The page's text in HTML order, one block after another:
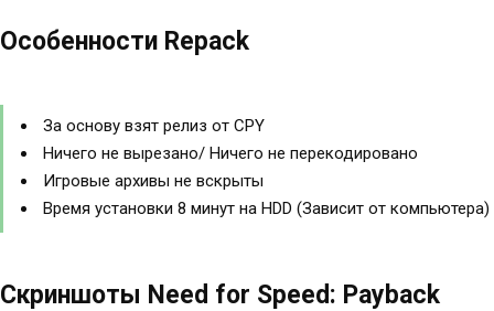
Особенности Repack
За основу взят релиз от CPY
Ничего не вырезано/ Ничего не перекодировано
Игровые архивы не вскрыты
Время установки 8 минут на HDD (Зависит от компьютера)
Скриншоты Need for Speed: Payback